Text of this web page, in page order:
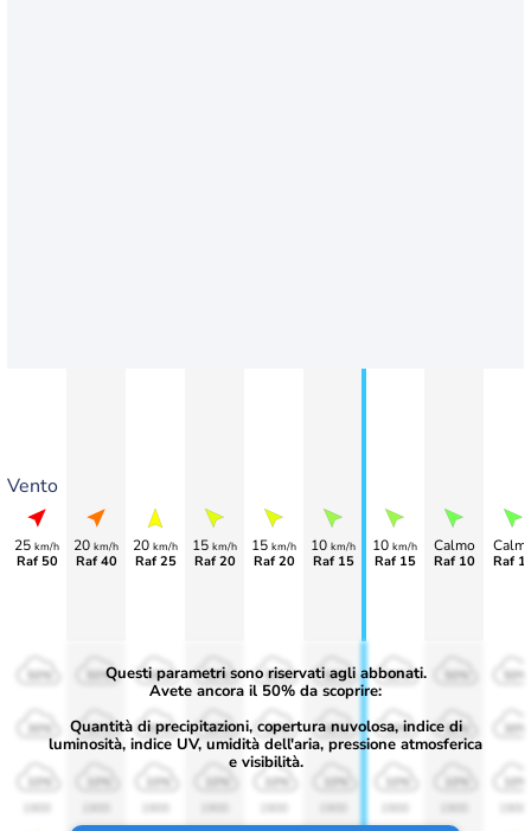
Vento
25 km/h
Raf 50
20 km/h
Raf 40
20 km/h
Raf 25
15 km/h
Raf 20
15 km/h
Raf 20
10 km/h
Raf 15
10 km/h
Raf 15
Calmo
Raf 10 Raf
50%
30%
10%
50%
30%
50%
30%
10%
50%
30%
50%
30%
10%
50%
30%
50%
30%
10%
30% 30%
Questi parametri sono riservati agli abbonati.
Avete ancora il 50% da scoprire:
Quantità di precipitazioni, copertura nuvolosa, indice di
luminosità, indice UV, umidità dell'aria, pressione atmosferica
e visibilità.